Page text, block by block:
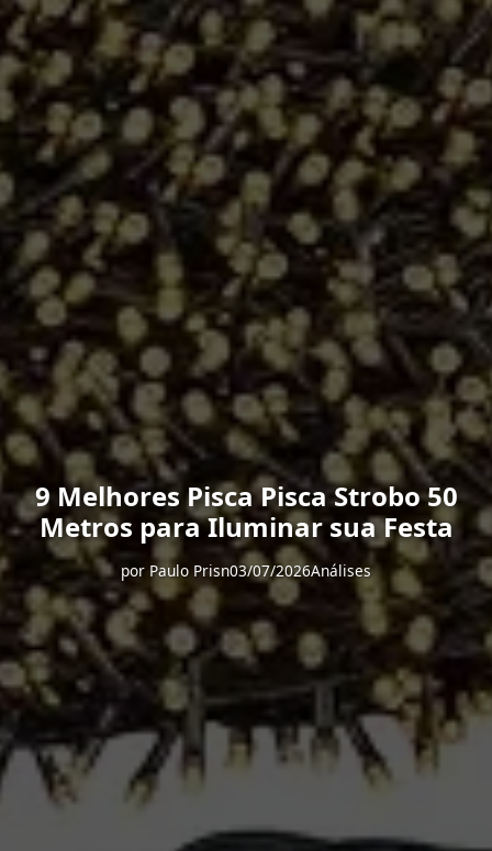
9 Melhores Pisca Pisca Strobo 50
Metros para Iluminar sua Festa
por Paulo Prisn03/07/2026Análises